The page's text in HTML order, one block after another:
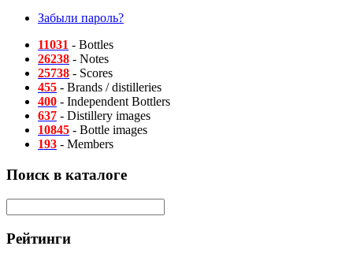
Забыли пароль?
11031 - Bottles
26238 - Notes
25738 - Scores
455 - Brands / distilleries
400 - Independent Bottlers
637 - Distillery images
10845 - Bottle images
193 - Members
Поиск в каталоге
Рейтинги